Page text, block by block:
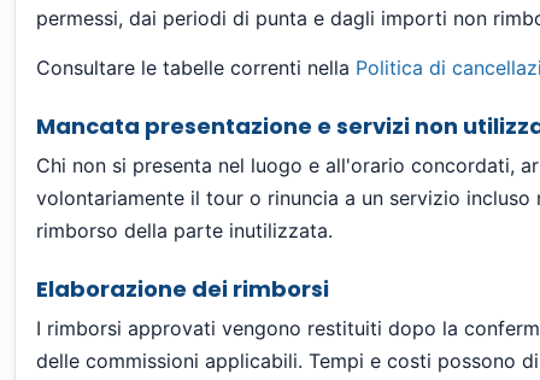
permessi, dai periodi di punta e dagli importi non
Consultare le tabelle correnti nella Politica di
Mancata presentazione e servizi non
Chi non si presenta nel luogo e all'orario concordati,
volontariamente il tour o rinuncia a un servizio
rimborso della parte inutilizzata.
Elaborazione dei rimborsi
I rimborsi approvati vengono restituiti dopo la
delle commissioni applicabili. Tempi e costi possono